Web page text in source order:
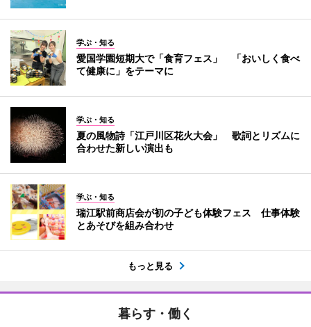
学ぶ・知る
愛国学園短期大で「食育フェス」 「おいしく食べ
て健康に」をテーマに
学ぶ・知る
夏の風物詩「江戸川区花火大会」 歌詞とリズムに
合わせた新しい演出も
学ぶ・知る
瑞江駅前商店会が初の子ども体験フェス 仕事体験
とあそびを組み合わせ
もっと見る
暮らす・働く